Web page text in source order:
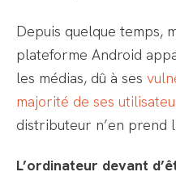
Depuis quelque temps,
plateforme Android
les médias, dû à ses
majorité de ses
distributeur n’en prend
L’ordinateur devant